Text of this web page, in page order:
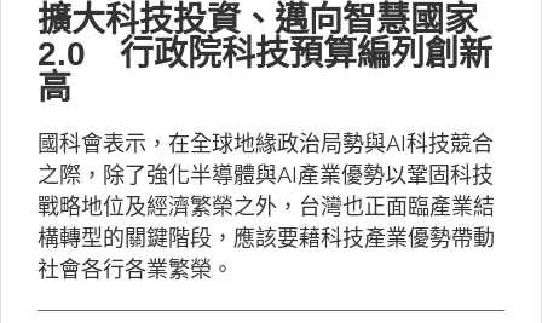
擴大科技投資、邁向智慧國家
2.0 行政院科技預算編列創新
高
國科會表示，在全球地緣政治局勢與AI科技競合
之際，除了強化半導體與AI產業優勢以鞏固科技
戰略地位及經濟繁榮之外，台灣也正面臨產業結
構轉型的關鍵階段，應該要藉科技產業優勢帶動
社會各行各業繁榮。